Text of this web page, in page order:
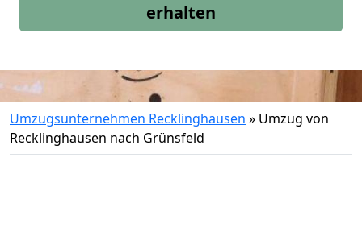
erhalten
Umzugsunternehmen Recklinghausen » Umzug von
Recklinghausen nach Grünsfeld